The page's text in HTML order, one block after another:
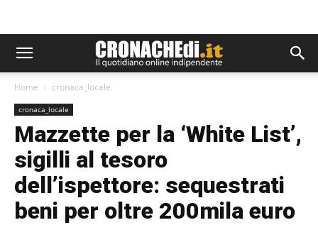
Home cronaca_locale
cronaca_locale
Mazzette per la ‘White List’,
sigilli al tesoro
dell’ispettore: sequestrati
beni per oltre 200mila euro